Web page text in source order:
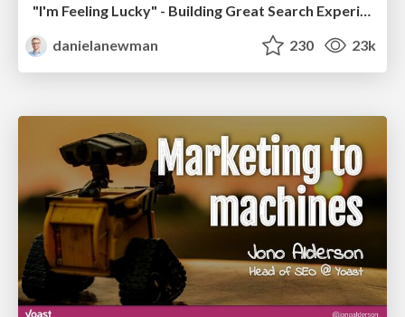
"I'm Feeling Lucky" - Building Great Search Experiences for Today's Users (#IAC19)
danielanewman
230 23k